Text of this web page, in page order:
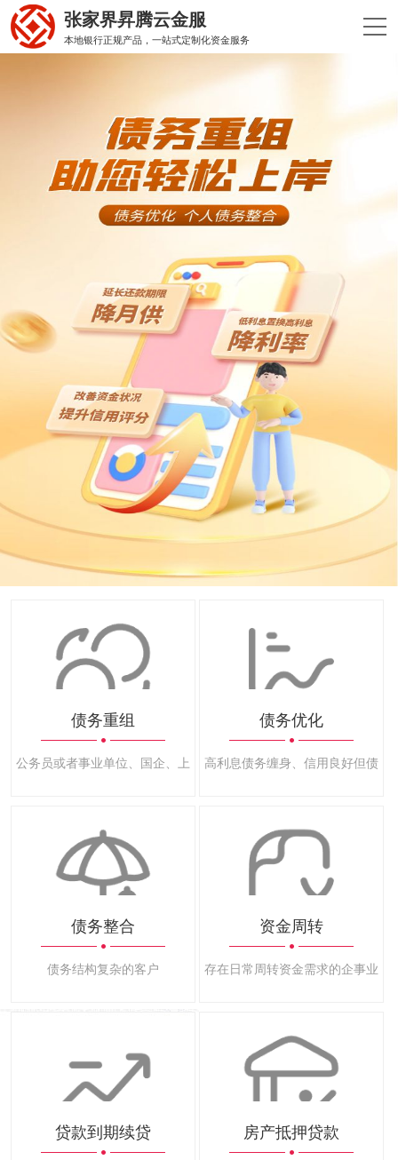
张家界昇腾云金服
本地银行正规产品，一站式定制化资金服务
债务重组
公务员或者事业单位、国企、上市公司、500强等优良公司员工
债务优化
高利息债务缠身、信用良好但债务
债务整合
债务结构复杂的客户
资金周转
存在日常周转资金需求的企事业法
贷款到期续贷 房产抵押贷款